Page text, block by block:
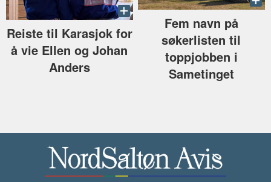
Reiste til Karasjok for
å vie Ellen og Johan
Anders
Fem navn på
søkerlisten til
toppjobben i
Sametinget